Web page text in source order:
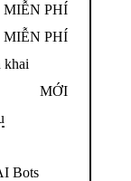
MIỄN PHÍ
MIỄN PHÍ
khai
MỚI
Bots